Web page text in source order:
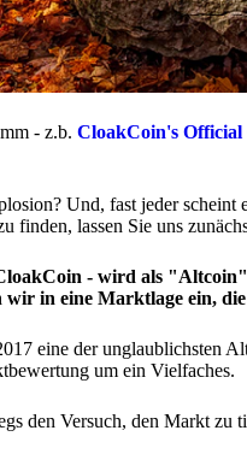
- z.b. CloakCoin's Official
Und, fast jeder
finden, lassen Sie uns
- wird als
wir in eine Marktlage ein,
eine der unglaublichsten
um ein Vielfaches.
den Versuch, den Markt